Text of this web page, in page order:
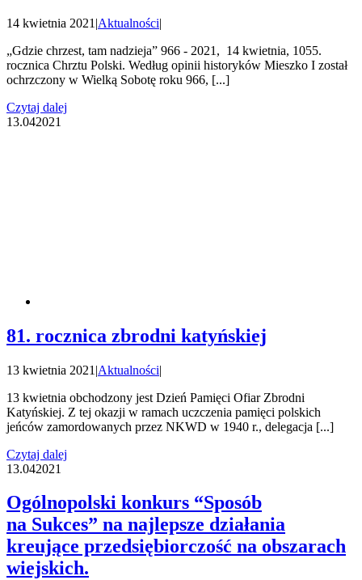
14 kwietnia 2021 |Aktualności|
„Gdzie chrzest, tam nadzieja” 966 - 2021, 14 kwietnia, 1055.
rocznica Chrztu Polski. Według opinii historyków Mieszko I został
ochrzczony w Wielką Sobotę roku 966, [...]
Czytaj dalej
13.042021
81. rocznica zbrodni katyńskiej
13 kwietnia 2021 |Aktualności|
13 kwietnia obchodzony jest Dzień Pamięci Ofiar Zbrodni
Katyńskiej. Z tej okazji w ramach uczczenia pamięci polskich
jeńców zamordowanych przez NKWD w 1940 r., delegacja [...]
Czytaj dalej
13.042021
Ogólnopolski konkurs “Sposób
na Sukces” na najlepsze działania
kreujące przedsiębiorczość na obszarach
wiejskich.